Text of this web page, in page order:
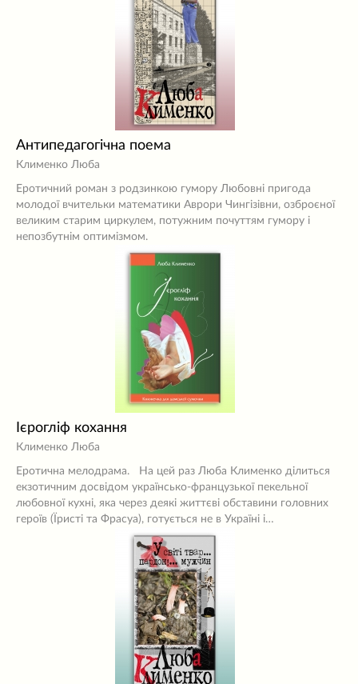
Антипедагогічна поема
Клименко Люба
Еротичний роман з родзинкою гумору Любовні пригода
молодої вчительки математики Аврори Чингізівни, озброєної
великим старим циркулем, потужним почуттям гумору і
непозбутнім оптимізмом.
Ієрогліф кохання
Клименко Люба
Еротична мелодрама. На цей раз Люба Клименко ділиться
екзотичним досвідом українсько-французької пекельної
любовної кухні, яка через деякі життєві обставини головних
героїв (Їристі та Фрасуа), готується не в Україні і…